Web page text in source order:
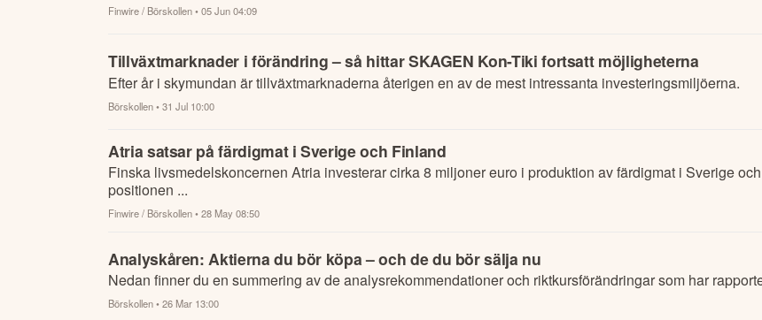
Finwire / Börskollen• 05 Jun 04:09
Tillväxtmarknader i förändring – så hittar SKAGEN Kon-Tiki fortsatt möjligheterna
Efter år i skymundan är tillväxtmarknaderna återigen en av de mest intressanta investeringsmiljöerna.
Börskollen• 31 Jul 10:00
Atria satsar på färdigmat i Sverige och Finland
Finska livsmedelskoncernen Atria investerar cirka 8 miljoner euro i produktion av färdigmat i Sverige
positionen ...
Finwire / Börskollen• 28 May 08:50
Analyskåren: Aktierna du bör köpa – och de du bör sälja nu
Nedan finner du en summering av de analysrekommendationer och riktkursförändringar som har
Börskollen• 26 Mar 13:00